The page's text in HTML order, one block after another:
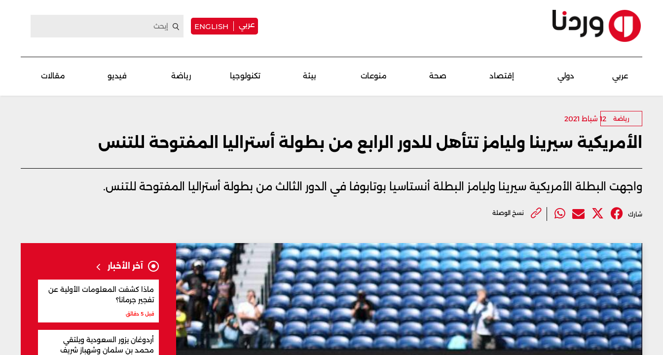
عربي ENGLISH
عربي دولي إقتصاد صحة منوعات بيئة تكنولوجيا رياضة فيديو مقالات
رياضة 12 شباط 2021
الأمريكية سيرينا وليامز تتأهل للدور الرابع من بطولة أستراليا المفتوحة للتنس
واجهت البطلة الأمريكية سيرينا وليامز البطلة أنستاسيا بوتابوفا في الدور الثالث من بطولة أستراليا المفتوحة للتنس.
شارك نسخ الوصلة
آخر الأخبار
ماذا كشفت المعلومات الأولية عن
تفجير جرمانا؟
قبل 5 دقائق
أردوغان يزور السعودية ويلتقي
محمد بن سلمان وشهباز شريف